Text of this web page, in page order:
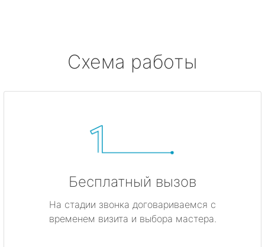
Схема работы
Бесплатный вызов
На стадии звонка договариваемся с
временем визита и выбора мастера.